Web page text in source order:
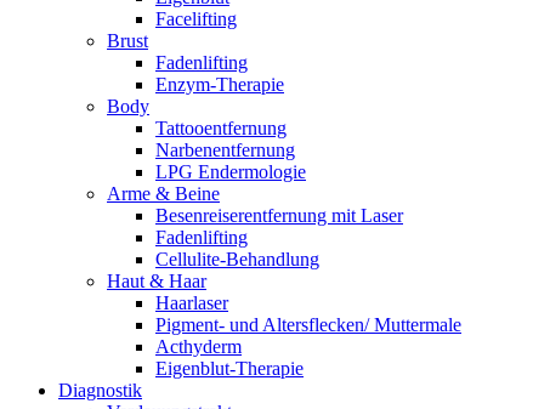
Facelifting
Brust
Fadenlifting
Enzym-Therapie
Body
Tattooentfernung
Narbenentfernung
LPG Endermologie
Arme & Beine
Besenreiserentfernung mit Laser
Fadenlifting
Cellulite-Behandlung
Haut & Haar
Haarlaser
Pigment- und Altersflecken/ Muttermale
Acthyderm
Eigenblut-Therapie
Diagnostik